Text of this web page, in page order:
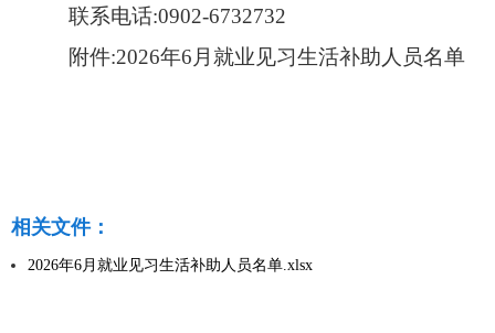
联系电话:0902-6732732
附件:2026年6月就业见习生活补助人员名单
相关文件：
2026年6月就业见习生活补助人员名单.xlsx